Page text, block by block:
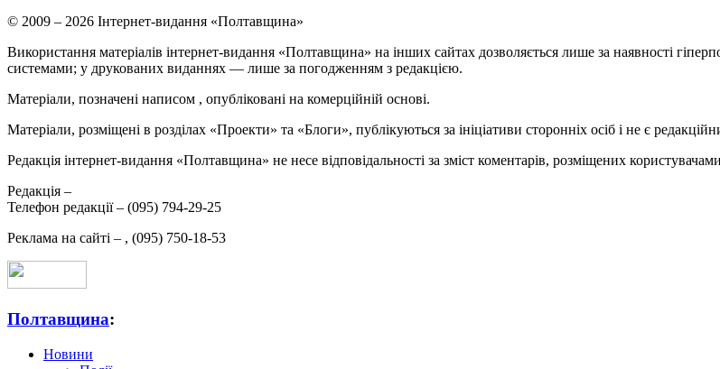
© 2009 – 2026 Інтернет-видання «Полтавщина»
Використання матеріалів інтернет-видання «Полтавщина» на інших сайтах дозволяється лише за наявності
системами; у друкованих виданнях — лише за погодженням з редакцією.
Матеріали, позначені написом , опубліковані на комерційній основі.
Матеріали, розміщені в розділах «Проекти» та «Блоги», публікуються за ініціативи сторонніх осіб і не є
Редакція інтернет-видання «Полтавщина» не несе відповідальності за зміст коментарів, розміщених
Редакція –
Телефон редакції – (095) 794-29-25
Реклама на сайті – , (095) 750-18-53
Полтавщина:
Новини